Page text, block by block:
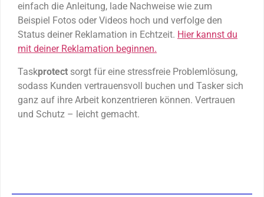
einfach die Anleitung, lade Nachweise wie zum
Beispiel Fotos oder Videos hoch und verfolge den
Status deiner Reklamation in Echtzeit. Hier kannst du
mit deiner Reklamation beginnen.
Taskprotectsorgt für eine stressfreie Problemlösung,
sodass Kunden vertrauensvoll buchen und Tasker sich
ganz auf ihre Arbeit konzentrieren können. Vertrauen
und Schutz – leicht gemacht.